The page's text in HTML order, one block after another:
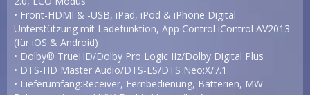
• Front-HDMI & -USB, iPad, iPod & iPhone Digital
Unterstützung mit Ladefunktion, App Control iControl AV2013
(für iOS & Android)
• Dolby® TrueHD/Dolby Pro Logic IIz/Dolby Digital Plus
• DTS-HD Master Audio/DTS-ES/DTS Neo:X/7.1
• Lieferumfang:Receiver, Fernbedienung, Batterien, MW-